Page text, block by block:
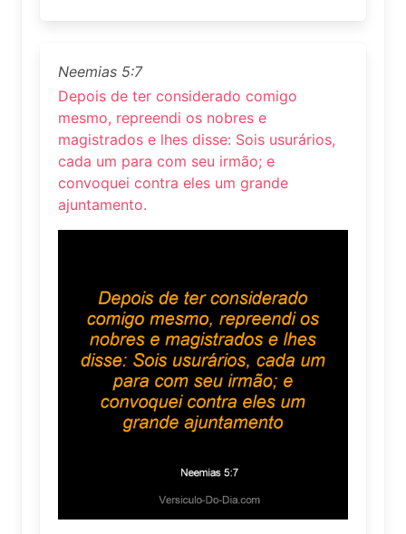
Neemias 5:7
Depois de ter considerado comigo
mesmo, repreendi os nobres e
magistrados e lhes disse: Sois usurários,
cada um para com seu irmão; e
convoquei contra eles um grande
ajuntamento.